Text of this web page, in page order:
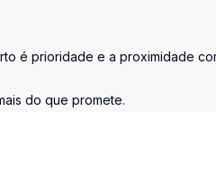
é prioridade e a proximidade
do que promete.